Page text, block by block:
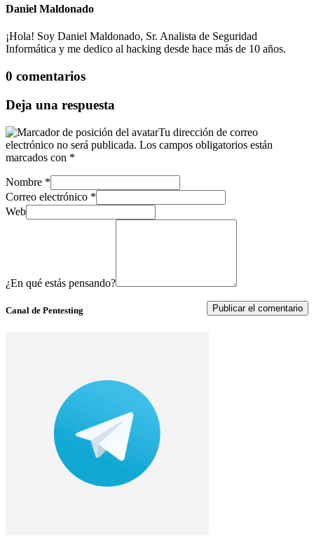
Daniel Maldonado
¡Hola! Soy Daniel Maldonado, Sr. Analista de Seguridad
Informática y me dedico al hacking desde hace más de 10 años.
0 comentarios
Deja una respuesta
Tu dirección de correo
electrónico no será publicada. Los campos obligatorios están
marcados con *
Nombre *
Correo electrónico *
Web
¿En qué estás pensando?
Canal de Pentesting